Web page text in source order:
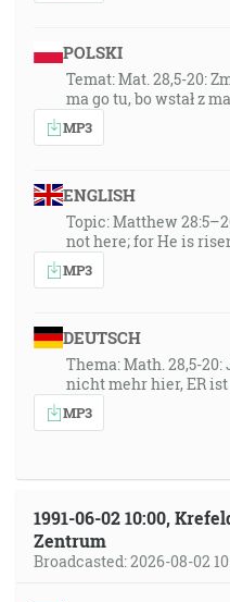
POLSKI
Temat: Mat. 28,5-20:
ma go tu, bo wstał z
MP3
ENGLISH
Topic: Matthew
not here; for He is
MP3
DEUTSCH
Thema: Math. 28,5-
nicht mehr hier, ER
MP3
1991-06-02 10:00,
Zentrum
Broadcasted: 2026-08-02